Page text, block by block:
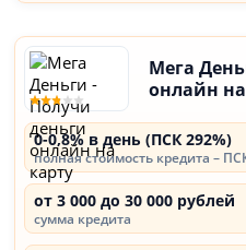
Мега
онлайн
0-0,8% в день (ПСК 292%)
полная стоимость кредита –
от 3 000 до 30 000 рублей
сумма кредита